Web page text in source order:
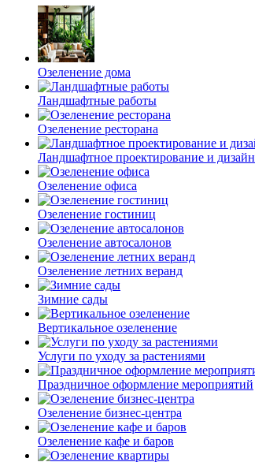
Озеленение дома
Ландшафтные работы
Озеленение ресторана
Ландшафтное проектирование и дизайн
Озеленение офиса
Озеленение гостиниц
Озеленение автосалонов
Озеленение летних веранд
Зимние сады
Вертикальное озеленение
Услуги по уходу за растениями
Праздничное оформление мероприятий
Озеленение бизнес-центра
Озеленение кафе и баров